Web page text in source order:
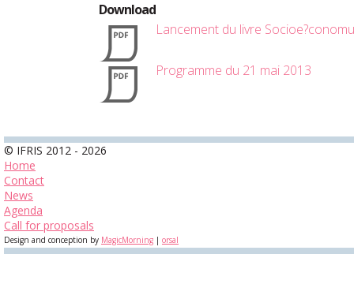
Download
Lancement du livre
Programme du 21 mai 2013
© IFRIS 2012 - 2026
Home
Contact
News
Agenda
Call for proposals
Design and conception by MagicMorning | orsal